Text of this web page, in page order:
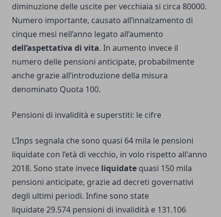
diminuzione delle uscite per vecchiaia si circa 80000.
Numero importante, causato all’innalzamento di
cinque mesi nell’anno legato all’aumento
dell’aspettativa di vita. In aumento invece il
numero delle pensioni anticipate, probabilmente
anche grazie all’introduzione della misura
denominato Quota 100.
Pensioni di invalidità e superstiti: le cifre
L’Inps segnala che sono quasi 64 mila le pensioni
liquidate con l’età di vecchio, in volo rispetto all'anno
2018. Sono state invece liquidate quasi 150 mila
pensioni anticipate, grazie ad decreti governativi
degli ultimi periodi. Infine sono state
liquidate 29.574 pensioni di invalidità e 131.106